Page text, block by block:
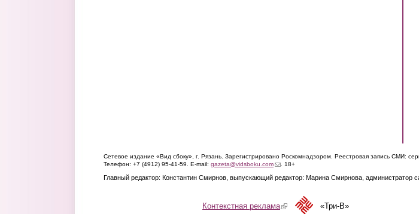
Сетевое издание «Вид сбоку», г. Рязань. Зарегистрировано Роскомнадзором. Реестровая запись СМИ:
Телефон: +7 (4912) 95-41-59. E-mail: gazeta@vidsboku.com(link sends e-mail)
. 18+
Главный редактор: Константин Смирнов, выпускающий редактор: Марина Смирнова, администратор
Контекстная реклама(link is external)«Три-В»